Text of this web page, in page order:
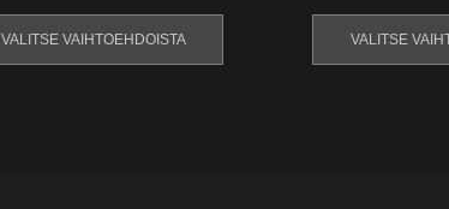
VALITSE VAIHTOEHDOISTA VALITSE